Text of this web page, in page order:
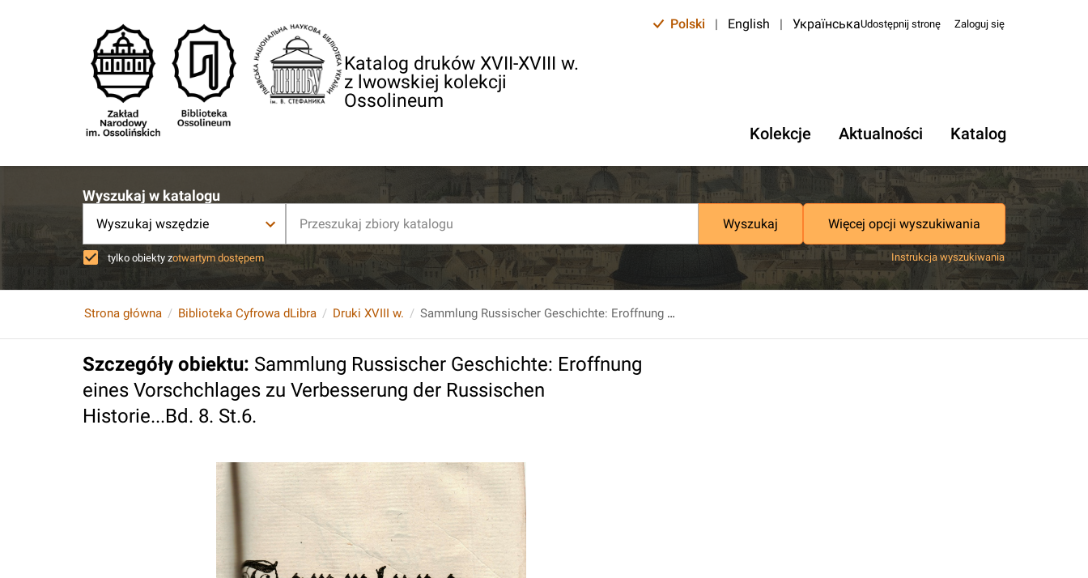
Katalog druków XVII-XVIII w.
z lwowskiej kolekcji
Ossolineum
Polski | English | УкраїнськаUdostępnij stronę Zaloguj się
Kolekcje Aktualności Katalog
Wyszukaj w katalogu
Wyszukaj wszędzie Wyszukaj Więcej opcji wyszukiwania
tylko obiekty zotwartym dostępem Instrukcja wyszukiwania
Strona główna Biblioteka Cyfrowa dLibra Druki XVIII w. Sammlung Russischer Geschichte: Eroffnung eines Vorschchlages zu Verbesserung der Russischen Historie...Bd. 8. St.6.
Szczegóły obiektu: Sammlung Russischer Geschichte: Eroffnung
eines Vorschchlages zu Verbesserung der Russischen
Historie...Bd. 8. St.6.